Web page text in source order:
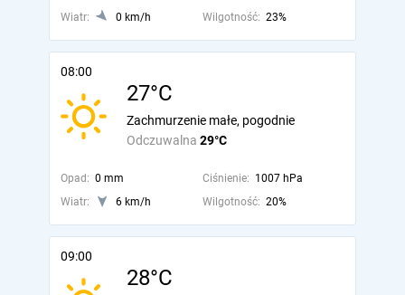
Wiatr: 0 km/h Wilgotność: 23%
08:00
27°C
Odczuwalna 29°C
Zachmurzenie małe, pogodnie
Opad: 0 mm Ciśnienie: 1007 hPa
Wiatr:
6 km/h Wilgotność: 20%
09:00
28°C